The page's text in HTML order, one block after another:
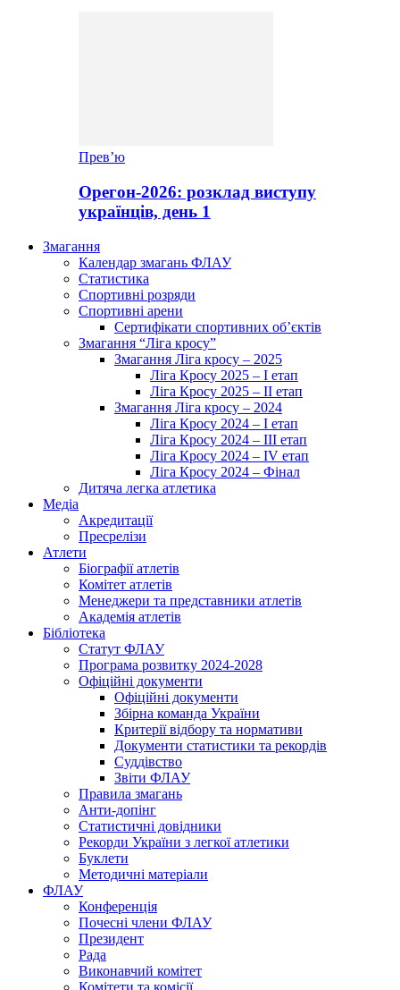
Прев’ю
Орегон-2026: розклад виступу
українців, день 1
Змагання
Календар змагань ФЛАУ
Статистика
Спортивні розряди
Спортивні арени
Сертифікати спортивних об’єктів
Змагання “Ліга кросу”
Змагання Ліга кросу – 2025
Ліга Кросу 2025 – I етап
Ліга Кросу 2025 – II етап
Змагання Ліга кросу – 2024
Ліга Кросу 2024 – I етап
Ліга Кросу 2024 – III етап
Ліга Кросу 2024 – IV етап
Ліга Кросу 2024 – Фінал
Дитяча легка атлетика
Медіа
Акредитації
Пресрелізи
Атлети
Біографії атлетів
Комітет атлетів
Менеджери та представники атлетів
Академія атлетів
Бібліотека
Статут ФЛАУ
Програма розвитку 2024-2028
Офіційні документи
Офіційні документи
Збірна команда України
Критерії відбору та нормативи
Документи статистики та рекордів
Суддівство
Звіти ФЛАУ
Правила змагань
Анти-допінг
Статистичні довідники
Рекорди України з легкої атлетики
Буклети
Методичні матеріали
ФЛАУ
Конференція
Почесні члени ФЛАУ
Президент
Рада
Виконавчий комітет
Комітети та комісії